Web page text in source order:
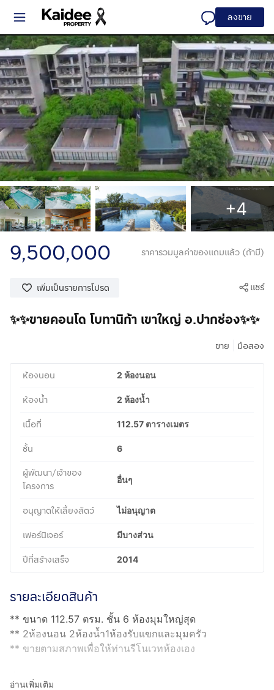
ลงขาย
+4
9,500,000 ราคารวมมูลค่าของแถมแล้ว (ถ้ามี)
เพิ่มเป็นรายการโปรด แชร์
✨✨ขายคอนโด โบทานิก้า เขาใหญ่ อ.ปากช่อง✨✨
ขาย มือสอง
ห้องนอน 2 ห้องนอน
ห้องน้ำ 2 ห้องน้ำ
เนื้อที่ 112.57 ตารางเมตร
ชั้น 6
ผู้พัฒนา/เจ้าของ
โครงการ
อื่นๆ
อนุญาตให้เลี้ยงสัตว์ ไม่อนุญาต
เฟอร์นิเจอร์ มีบางส่วน
ปีที่สร้างเสร็จ 2014
รายละเอียดสินค้า
** ขนาด 112.57 ตรม. ชั้น 6 ห้องมุมใหญ่สุด
** 2ห้องนอน 2ห้องน้ำ1ห้องรับแขกและมุมครัว
** ขายตามสภาพเพื่อให้ท่านรีโนเวทห้องเอง
สิ่งอำนวยความสะดวก
อ่านเพิ่มเติม